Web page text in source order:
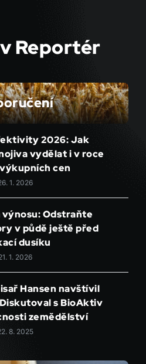
Reportér
2026: Jak
vydělat i v roce
cen
1. 2026
Odstraňte
v půdě ještě před
dusíku
1. 2026
Hansen navštívil
s BioAktiv
zemědělství
8. 2025